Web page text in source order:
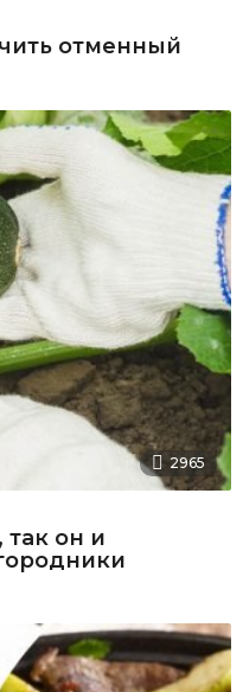
отменный
2965
он и